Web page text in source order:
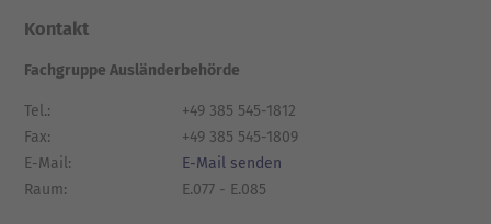
Kontakt
Fachgruppe Ausländerbehörde
Tel.:
+49 385 545-1812
Fax:
+49 385 545-1809
E-Mail:
E-Mail senden
Raum:
E.077 - E.085